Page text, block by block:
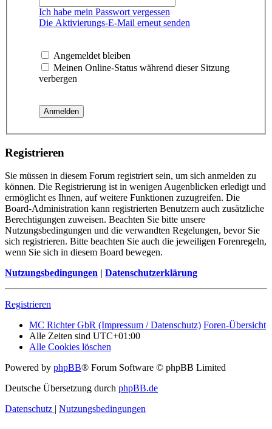
Ich habe mein Passwort vergessen
Die Aktivierungs-E-Mail erneut senden
Angemeldet bleiben
Meinen Online-Status während dieser Sitzung
verbergen
Registrieren
Sie müssen in diesem Forum registriert sein, um sich anmelden zu
können. Die Registrierung ist in wenigen Augenblicken erledigt und
ermöglicht es Ihnen, auf weitere Funktionen zuzugreifen. Die
Board-Administration kann registrierten Benutzern auch zusätzliche
Berechtigungen zuweisen. Beachten Sie bitte unsere
Nutzungsbedingungen und die verwandten Regelungen, bevor Sie
sich registrieren. Bitte beachten Sie auch die jeweiligen Forenregeln,
wenn Sie sich in diesem Board bewegen.
Nutzungsbedingungen | Datenschutzerklärung
Registrieren
MC Richter GbR (Impressum / Datenschutz) Foren-Übersicht
Alle Zeiten sind UTC+01:00
Alle Cookies löschen
Powered by phpBB® Forum Software © phpBB Limited
Deutsche Übersetzung durch phpBB.de
Datenschutz | Nutzungsbedingungen